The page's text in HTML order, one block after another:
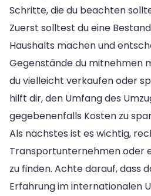
Schritte, die du beachten
Zuerst solltest du eine
Haushalts machen und
Gegenstände du mitnehmen
du vielleicht verkaufen oder
hilft dir, den Umfang des
gegebenenfalls Kosten zu
Als nächstes ist es wichtig,
Transportunternehmen oder
zu finden. Achte darauf, dass
Erfahrung im internationalen